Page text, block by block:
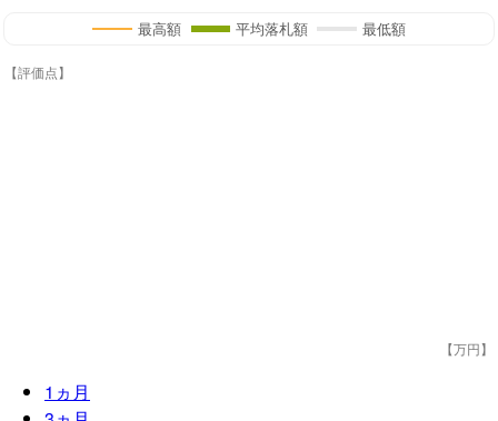
最高額 平均落札額 最低額
【評価点】
【万円】
1 ヵ月